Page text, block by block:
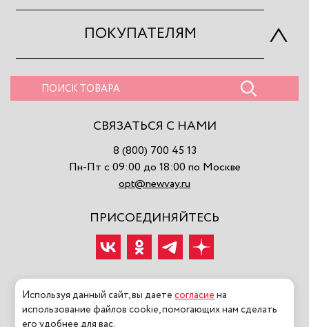
ПОКУПАТЕЛЯМ
СВЯЗАТЬСЯ С НАМИ
8 (800) 700 45 13
Пн-Пт с 09:00 до 18:00 по Москве
opt@newvay.ru
ПРИСОЕДИНЯЙТЕСЬ
2026 ©NEWVAY ООО «МОДНАЯ ИСТОРИЯ» Все права
Используя данный сайт, вы даетесогласие на
использование файлов cookie, помогающих нам сделать
его удобнее для вас.